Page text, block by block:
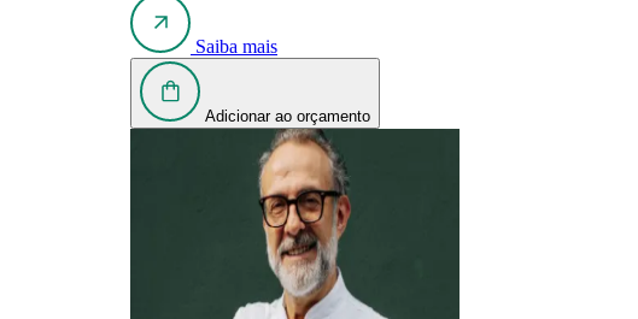
Saiba mais
Adicionar ao orçamento